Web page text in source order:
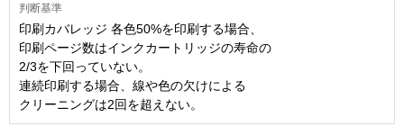
印刷カバレッジ 各色50%を印刷する場合、
印刷ページ数はインクカートリッジの寿命の
2/3を下回っていない。
連続印刷する場合、線や色の欠けによる
クリーニングは2回を超えない。